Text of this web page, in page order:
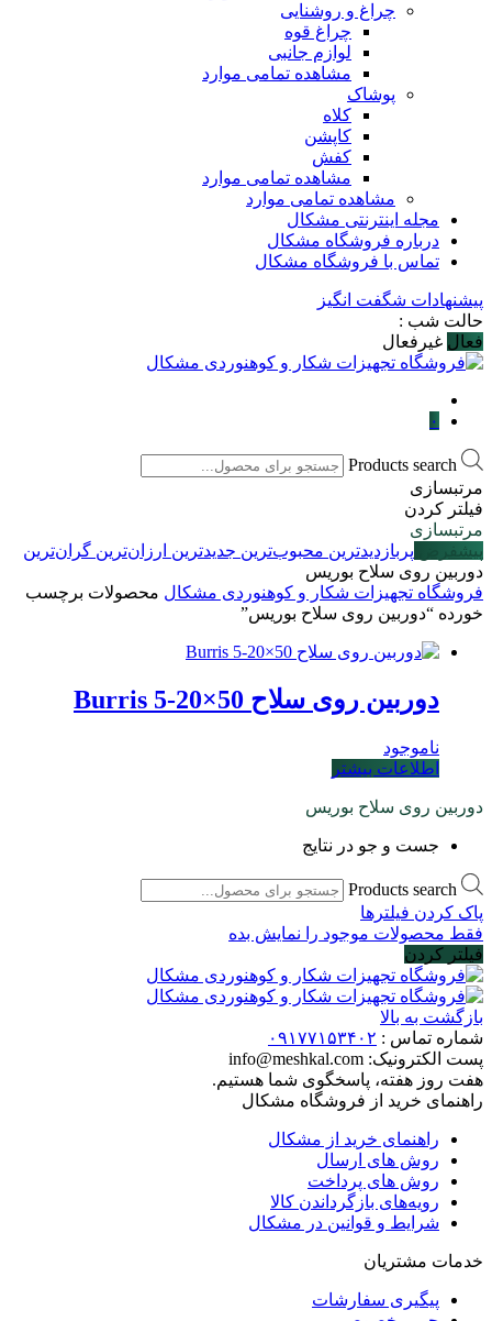
چراغ و روشنایی
چراغ قوه
لوازم جانبی
مشاهده تمامی موارد
پوشاک
کلاه
کاپشن
کفش
مشاهده تمامی موارد
مشاهده تمامی موارد
مجله اینترنتی مشکال
درباره فروشگاه مشکال
تماس با فروشگاه مشکال
پیشنهادات شگفت انگیز
حالت شب :
فعال غیرفعال
۰
Products search
مرتبسازی
فیلتر کردن
مرتبسازی
پیشفرض پربازدیدترین محبوب‌ترین جدیدترین ارزان‌ترین گران‌ترین
دوربین روی سلاح بوریس
فروشگاه تجهیزات شکار و کوهنوردی مشکال محصولات برچسب
خورده “دوربین روی سلاح بوریس”
دوربین روی سلاح Burris 5-20×50
ناموجود
اطلاعات بیشتر
دوربین روی سلاح بوریس
جست و جو در نتایج
Products search
پاک کردن فیلترها
فقط محصولات موجود را نمایش بده
فیلتر کردن
بازگشت به بالا
شماره تماس : ۰۹۱۷۷۱۵۳۴۰۲
پست الکترونیک: info@meshkal.com
هفت روز هفته، پاسخگوی شما هستیم.
راهنمای خرید از فروشگاه مشکال
راهنمای خرید از مشکال
روش های ارسال
روش های پرداخت
رویه‌های بازگرداندن کالا
شرایط و قوانین در مشکال
خدمات مشتریان
پیگیری سفارشات